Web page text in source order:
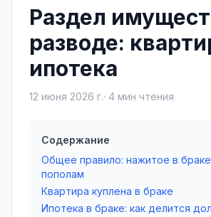
Раздел
разводе:
ипотека
12 июня 2026 г.· 4 мин чтения
Содержание
Общее правило: нажитое в
пополам
Квартира куплена в браке
Ипотека в браке: как делится